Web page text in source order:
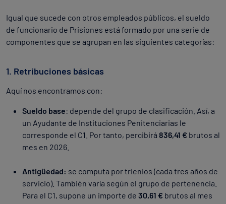
Igual que sucede con otros empleados públicos, el sueldo
de funcionario de Prisiones está formado por una serie de
componentes que se agrupan en las siguientes categorías:
1. Retribuciones básicas
Aquí nos encontramos con:
Sueldo base: depende del grupo de clasificación. Así, a
un Ayudante de Instituciones Penitenciarias le
corresponde el C1. Por tanto, percibirá 836,41 € brutos al
mes en 2026.
Antigüedad: se computa por trienios (cada tres años de
servicio). También varía según el grupo de pertenencia.
Para el C1, supone un importe de 30,61 € brutos al mes